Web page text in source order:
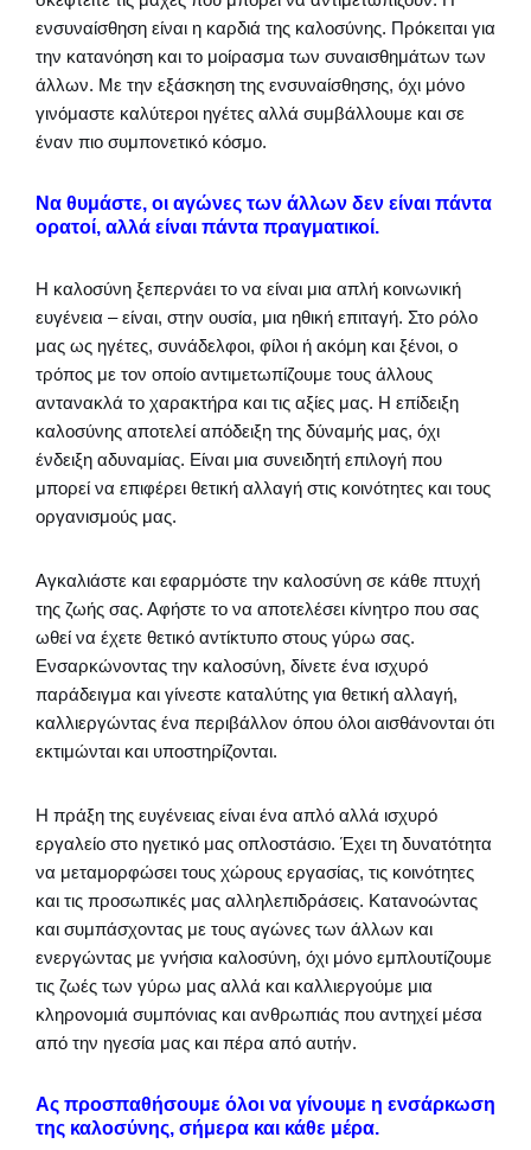
ενσυναίσθηση είναι η καρδιά της καλοσύνης. Πρόκειται για
την κατανόηση και το μοίρασμα των συναισθημάτων των
άλλων. Με την εξάσκηση της ενσυναίσθησης, όχι μόνο
γινόμαστε καλύτεροι ηγέτες αλλά συμβάλλουμε και σε
έναν πιο συμπονετικό κόσμο.
Να θυμάστε, οι αγώνες των άλλων δεν είναι πάντα
ορατοί, αλλά είναι πάντα πραγματικοί.
Η καλοσύνη ξεπερνάει το να είναι μια απλή κοινωνική
ευγένεια – είναι, στην ουσία, μια ηθική επιταγή. Στο ρόλο
μας ως ηγέτες, συνάδελφοι, φίλοι ή ακόμη και ξένοι, ο
τρόπος με τον οποίο αντιμετωπίζουμε τους άλλους
αντανακλά το χαρακτήρα και τις αξίες μας. Η επίδειξη
καλοσύνης αποτελεί απόδειξη της δύναμής μας, όχι
ένδειξη αδυναμίας. Είναι μια συνειδητή επιλογή που
μπορεί να επιφέρει θετική αλλαγή στις κοινότητες και τους
οργανισμούς μας.
Αγκαλιάστε και εφαρμόστε την καλοσύνη σε κάθε πτυχή
της ζωής σας. Αφήστε το να αποτελέσει κίνητρο που σας
ωθεί να έχετε θετικό αντίκτυπο στους γύρω σας.
Ενσαρκώνοντας την καλοσύνη, δίνετε ένα ισχυρό
παράδειγμα και γίνεστε καταλύτης για θετική αλλαγή,
καλλιεργώντας ένα περιβάλλον όπου όλοι αισθάνονται ότι
εκτιμώνται και υποστηρίζονται.
Η πράξη της ευγένειας είναι ένα απλό αλλά ισχυρό
εργαλείο στο ηγετικό μας οπλοστάσιο. Έχει τη δυνατότητα
να μεταμορφώσει τους χώρους εργασίας, τις κοινότητες
και τις προσωπικές μας αλληλεπιδράσεις. Κατανοώντας
και συμπάσχοντας με τους αγώνες των άλλων και
ενεργώντας με γνήσια καλοσύνη, όχι μόνο εμπλουτίζουμε
τις ζωές των γύρω μας αλλά και καλλιεργούμε μια
κληρονομιά συμπόνιας και ανθρωπιάς που αντηχεί μέσα
από την ηγεσία μας και πέρα από αυτήν.
Ας προσπαθήσουμε όλοι να γίνουμε η ενσάρκωση
της καλοσύνης, σήμερα και κάθε μέρα.